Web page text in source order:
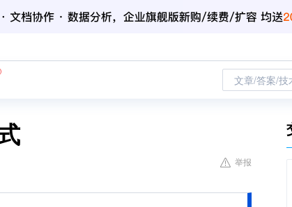
文章/答案/技
举报